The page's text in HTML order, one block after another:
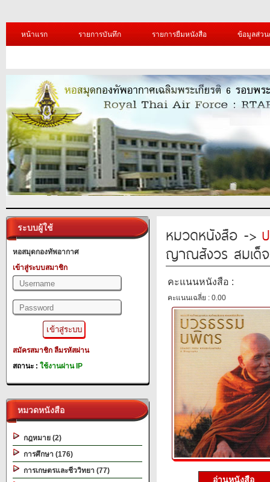
หน้าแรก รายการบันทึก รายการยืมหนังสือ ข้อมูลส่ว
ระบบผู้ใช้
หอสมุดกองทัพอากาศ
เข้าสู่ระบบสมาชิก
สมัครสมาชิก ลืมรหัสผ่าน
สถานะ : ใช้งานผ่าน IP
หมวดหนังสือ
กฎหมาย (2)
การศึกษา (176)
การเกษตรและชีววิทยา (77)
หมวดหนังสือ ->
ญาณสังวร สมเด็
คะแนนหนังสือ :
คะแนนเฉลี่ย : 0.00